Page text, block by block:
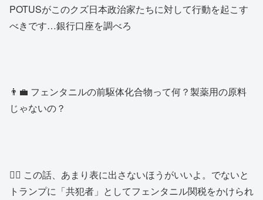
POTUSがこのクズ日本政治家たちに対して行動を起こす
べきです…銀行口座を調べろ
👨‍💼 フェンタニルの前駆体化合物って何？製薬用の原料
じゃないの？
👱‍♂️ この話、あまり表に出さないほうがいいよ。でないと
トランプに「共犯者」としてフェンタニル関税をかけられ